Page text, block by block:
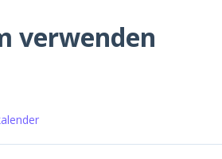
verwenden